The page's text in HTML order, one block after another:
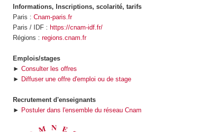
Informations, Inscriptions, scolarité, tarifs
Paris : Cnam-paris.fr
Paris / IDF : https://cnam-idf.fr/
Régions : regions.cnam.fr
Emplois/stages
► Consulter les offres
► Diffuser une offre d'emploi ou de stage
Recrutement d'enseignants
► Postuler dans l'ensemble du réseau Cnam